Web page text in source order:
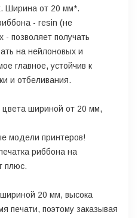
Ширина от 20 мм*.
- resin (не
- позволяет получать
на нейлоновых и
главное, устойчив к
и отбеливания.
шириной от 20 мм,
модели принтеров!
риббона на
плюс.
20 мм, высока
печати, поэтому заказывая